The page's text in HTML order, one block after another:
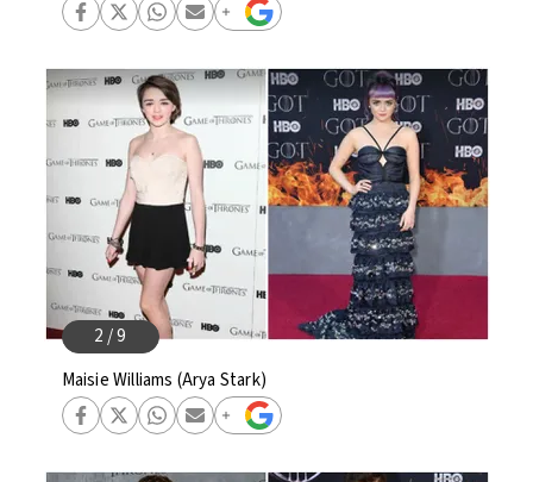
Maisie Williams (Arya Stark)